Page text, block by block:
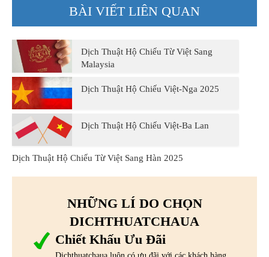
BÀI VIẾT LIÊN QUAN
Dịch Thuật Hộ Chiếu Từ Việt Sang
Malaysia
Dịch Thuật Hộ Chiếu Việt-Nga 2025
Dịch Thuật Hộ Chiếu Việt-Ba Lan
Dịch Thuật Hộ Chiếu Từ Việt Sang Hàn 2025
NHỮNG LÍ DO CHỌN
DICHTHUATCHAUA
Chiết Khấu Ưu Đãi